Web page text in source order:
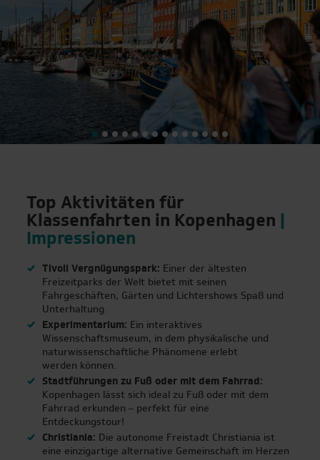
Top Aktivitäten für
Klassenfahrten in Kopenhagen
Impressionen
Tivoli Vergnügungspark: Einer der ältesten
Freizeitparks der Welt bietet mit seinen
Fahrgeschäften, Gärten und Lichtershows Spaß und
Unterhaltung.
Experimentarium: Ein interaktives
Wissenschaftsmuseum, in dem physikalische und
naturwissenschaftliche Phänomene erlebt
werden können.
Stadtführungen zu Fuß oder mit dem Fahrrad:
Kopenhagen lässt sich ideal zu Fuß oder mit dem
Fahrrad erkunden – perfekt für eine
Entdeckungstour!
Christiania: Die autonome Freistadt Christiania ist
eine einzigartige alternative Gemeinschaft im Herzen